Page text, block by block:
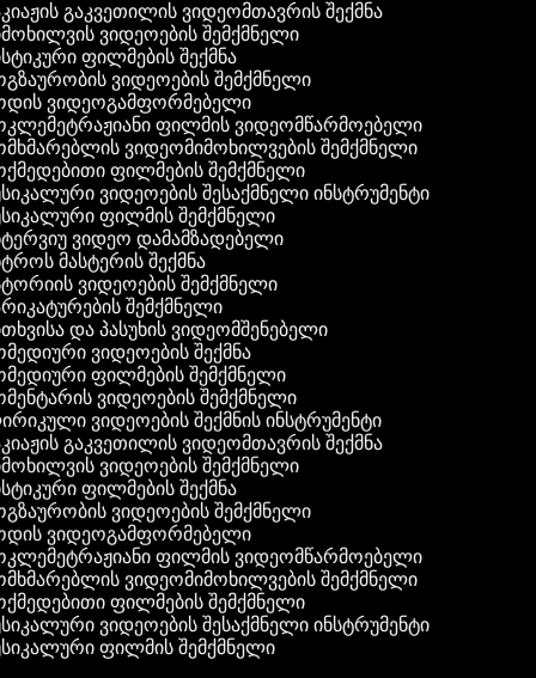
გაკვეთილის ვიდეომთავრის შექმნა
ვიდეოების შემქმნელი
ფილმების შექმნა
ვიდეოების შემქმნელი
ვიდეოგამფორმებელი
ფილმის ვიდეომწარმოებელი
ვიდეომიმოხილვების შემქმნელი
ფილმების შემქმნელი
ვიდეოების შესაქმნელი ინსტრუმენტი
ფილმის შემქმნელი
ვიდეო დამამზადებელი
მასტერის შექმნა
ვიდეოების შემქმნელი
შემქმნელი
და პასუხის ვიდეომშენებელი
ვიდეოების შექმნა
ფილმების შემქმნელი
ვიდეოების შემქმნელი
ვიდეოების შექმნის ინსტრუმენტი
გაკვეთილის ვიდეომთავრის შექმნა
ვიდეოების შემქმნელი
ფილმების შექმნა
ვიდეოების შემქმნელი
ვიდეოგამფორმებელი
ფილმის ვიდეომწარმოებელი
ვიდეომიმოხილვების შემქმნელი
ფილმების შემქმნელი
ვიდეოების შესაქმნელი ინსტრუმენტი
ფილმის შემქმნელი